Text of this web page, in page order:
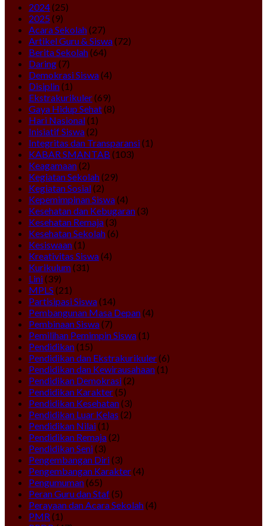
2024(25)
2025(9)
Acara Sekolah(27)
Artikel Guru & Siswa(72)
Berita Sekolah(64)
Daring(7)
Demokrasi Siswa(4)
Disiplin(1)
Ekstrakurikuler(69)
Gaya Hidup Sehat(8)
Hari Nasional(1)
Inisiatif Siswa(2)
Integritas dan Transparansi(1)
KABAR SMANTAB (103)
Keagamaan(2)
Kegiatan Sekolah(29)
Kegiatan Sosial(2)
Kepemimpinan Siswa(4)
Kesehatan dan Kebugaran(3)
Kesehatan Remaja(3)
Kesehatan Sekolah(6)
Kesiswaan(1)
Kreativitas Siswa(4)
Kurikulum(31)
Lini(39)
MPLS (21)
Partisipasi Siswa(14)
Pembangunan Masa Depan(4)
Pembinaan Siswa(7)
Pemilihan Pemimpin Siswa(1)
Pendidikan(15)
Pendidikan dan Ekstrakurikuler(6)
Pendidikan dan Kewirausahaan(1)
Pendidikan Demokrasi(2)
Pendidikan Karakter(5)
Pendidikan Kesehatan(3)
Pendidikan Luar Kelas (2)
Pendidikan Nilai(1)
Pendidikan Remaja(2)
Pendidikan Seni(3)
Pengembangan Diri(3)
Pengembangan Karakter(4)
Pengumuman(65)
Peran Guru dan Staf(5)
Perayaan dan Acara Sekolah(4)
PMR (1)